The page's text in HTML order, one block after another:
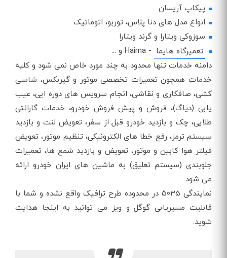
پیکاپ آریسان
انواع مدل های دنا پلاس، توربو، اتوماتیک
سوزوکی ویتارا و گرند ویتارا
تعمیرگاه هایما - Haima و ...
دامنه خدمات تنها محدود به چند مورد خاص نمی شود و کلیه
خدمات همچون تعمیرات تخصصی موتور و گیربکس، شاسی
کشی، صافکاری و نقاشی، انجام سرویس های دوره ایی، عیب
یابی (دیاگ)، فروش و پیش فروش خودرو، خدمات گارانتی
طلایی، چک و بازدید خودرو قبل از سفر، تعویض لنت و بازدید
سیستم ترمز، رفع خطا های الکترونیکی، تنظیم موتور، تعویض
فیلتر هوا کابین و موتور، تعویض و بازدید شمع ها، تعمیرات
جلوبندی (سیستم تعلیق) به ماشین های ایران خودرو ارائه
می شود.
نمایندگی 5035 در محدوده طرح ترافیک واقع نشده و شما با
قابلیت مسیریابی گوگل و ویز می توانید به اینجا هدایت
شوید.